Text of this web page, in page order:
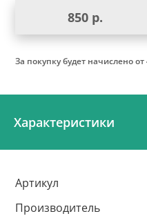
850 р.
За покупку будет начисленоот
Характеристики
Артикул
Производитель